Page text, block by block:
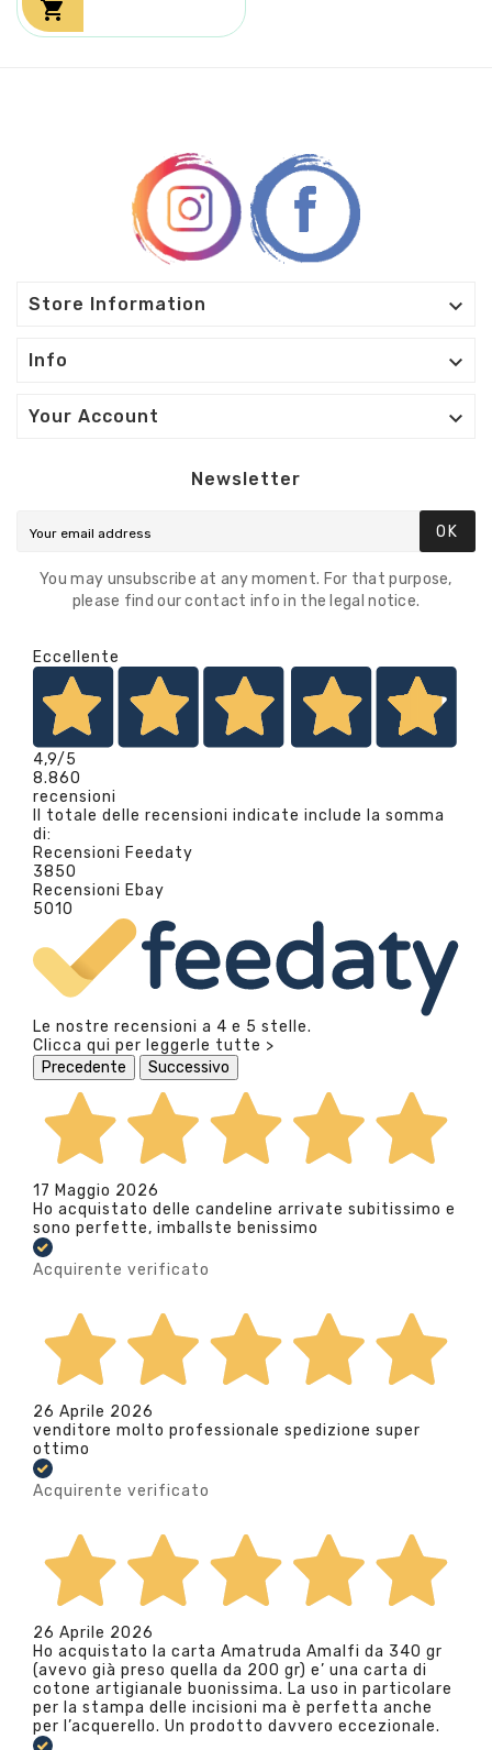

Store Information 
Info 
Your Account 
Newsletter
OK
You may unsubscribe at any moment. For that purpose,
please find our contact info in the legal notice.
Eccellente
4,9/5
8.860
recensioni
Il totale delle recensioni indicate include la somma
di:
Recensioni Feedaty
3850
Recensioni Ebay
5010
Le nostre recensioni a 4 e 5 stelle.
Clicca qui per leggerle tutte >
Precedente
Successivo
17 Maggio 2026
Ho acquistato delle candeline arrivate subitissimo e
sono perfette, imballste benissimo
Acquirente verificato
26 Aprile 2026
venditore molto professionale spedizione super
ottimo
Acquirente verificato
26 Aprile 2026
Ho acquistato la carta Amatruda Amalfi da 340 gr
(avevo già preso quella da 200 gr) e’ una carta di
cotone artigianale buonissima. La uso in particolare
per la stampa delle incisioni ma è perfetta anche
per l’acquerello. Un prodotto davvero eccezionale.